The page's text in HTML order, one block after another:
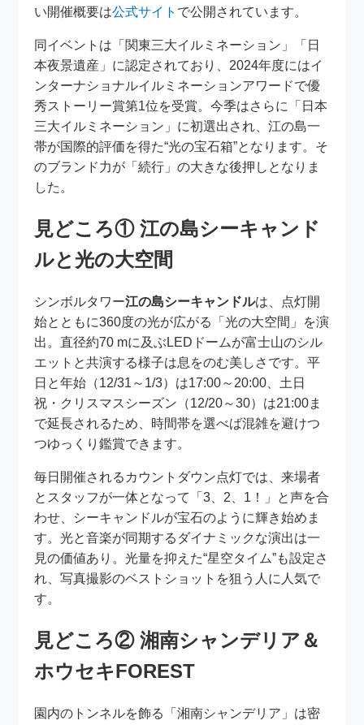
い開催概要は公式サイト で公開されています。
同イベントは「関東三大イルミネーション」「日
本夜景遺産」に認定されており、2024年度にはイ
ンターナショナルイルミネーションアワードで優
秀ストーリー賞第1位を受賞。今季はさらに「日本
三大イルミネーション」に初選出され、江の島一
帯が国際的評価を得た“光の宝石箱”となります。そ
のブランド力が「続行」の大きな後押しとなりま
した。
見どころ① 江の島シーキャンド
ルと光の大空間
シンボルタワー江の島シーキャンドルは、点灯開
始とともに360度の光が広がる「光の大空間」を演
出。直径約70 mに及ぶLEDドームが富士山のシル
エットと共演する様子は息をのむ美しさです。平
日と年始（12/31～1/3）は17:00～20:00、土日
祝・クリスマスシーズン（12/20～30）は21:00ま
で延長されるため、時間帯を選べば混雑を避けつ
つゆっくり鑑賞できます。
毎日開催されるカウントダウン点灯では、来場者
とスタッフが一体となって「3、2、1！」と声を合
わせ、シーキャンドルが宝石のように輝き始めま
す。光と音楽が同期するダイナミックな演出は一
見の価値あり。光量を抑えた“星空タイム”も設定さ
れ、写真撮影のベストショットを狙う人に人気で
す。
見どころ② 湘南シャンデリア＆
ホウセキFOREST
園内のトンネルを飾る「湘南シャンデリア」は密